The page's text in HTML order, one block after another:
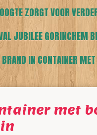
ZORGT VOOR
JUBILEE GORINCHEM
BRAND IN CONTAINER
met